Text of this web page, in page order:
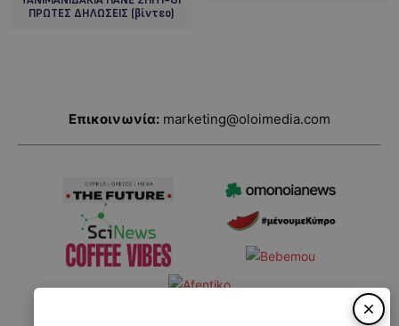
ΠΡΩΤΕΣ ΔΗΛΩΣΕΙΣ (βίντεο)
Επικοινωνία: marketing@oloimedia.com